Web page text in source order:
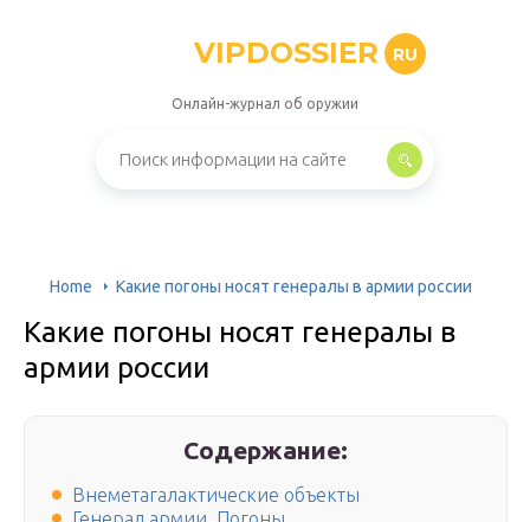
VIPDOSSIER RU
Онлайн-журнал об оружии
Home Какие погоны носят генералы в армии россии
Какие погоны носят генералы в
армии россии
Содержание:
Внеметагалактические объекты